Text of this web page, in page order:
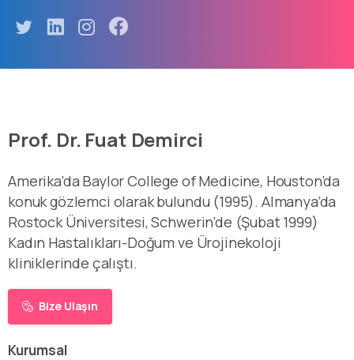
Prof. Dr. Fuat Demirci
Amerika’da Baylor College of Medicine, Houston’da
konuk gözlemci olarak bulundu (1995). Almanya’da
Rostock Üniversitesi, Schwerin’de (Şubat 1999)
Kadın Hastalıkları-Doğum ve Ürojinekoloji
kliniklerinde çalıştı.
Bize Ulaşın
Kurumsal